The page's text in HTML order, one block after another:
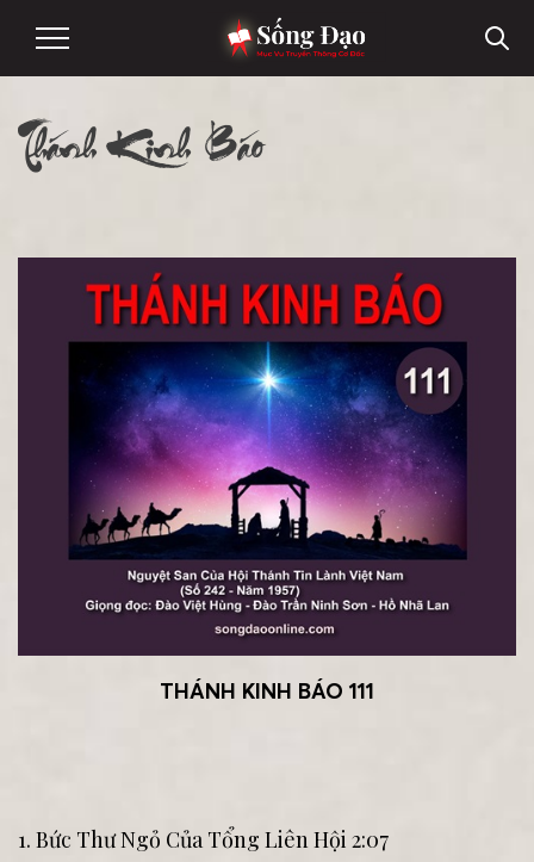
Thánh Kinh Báo
THÁNH KINH BÁO 111
1. Bức Thư Ngỏ Của Tổng Liên Hội 2:07